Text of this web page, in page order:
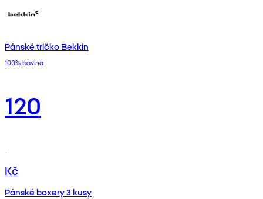
Pánské tričko Bekkin
100% bavlna
120
Kč
Pánské boxery 3 kusy